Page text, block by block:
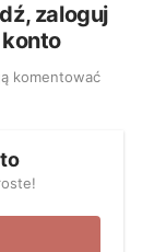
zaloguj
komentować